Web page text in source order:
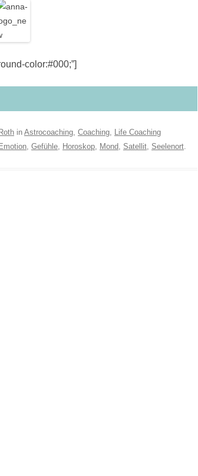
color:#000;”]
in Astrocoaching, Coaching, Life Coaching
Emotion, Gefühle, Horoskop, Mond, Satellit, Seelenort.